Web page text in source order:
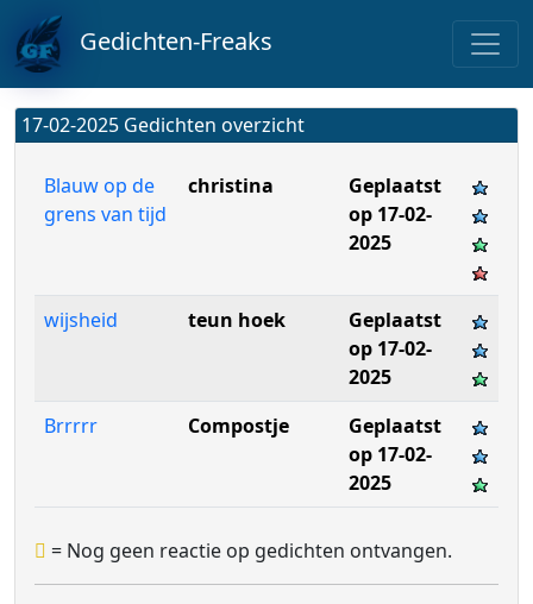
Gedichten-Freaks
17-02-2025 Gedichten overzicht
Blauw op de
grens van tijd
christina
Geplaatst
op 17-02-
2025
wijsheid teun hoek
Geplaatst
op 17-02-
2025
Brrrrr
Compostje
Geplaatst
op 17-02-
2025
= Nog geen reactie op gedichten ontvangen.